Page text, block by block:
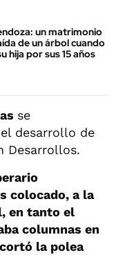
un matrimonio
de un árbol cuando
hija por sus 15 años
se
desarrollo de
Desarrollos.
colocado, a la
en tanto el
columnas en
la polea